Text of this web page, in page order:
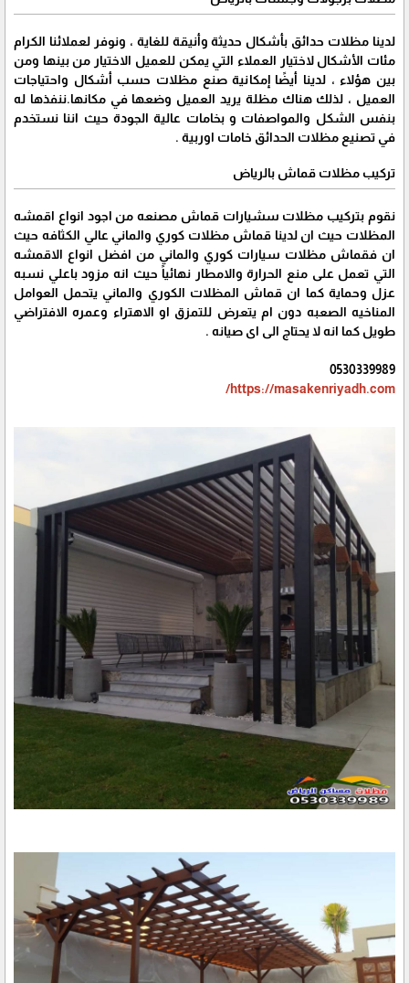
لدينا مظلات حدائق بأشكال حديثة وأنيقة للغاية ، ونوفر لعملائنا الكرام
مئات الأشكال لاختيار العملاء التي يمكن للعميل الاختيار من بينها ومن
بين هؤلاء ، لدينا أيضًا إمكانية صنع مظلات حسب أشكال واحتياجات
العميل ، لذلك هناك مظلة يريد العميل وضعها في مكانها.ننفذها له
بنفس الشكل والمواصفات و بخامات عالية الجودة حيث اننا نستخدم
في تصنيع مظلات الحدائق خامات اوربية .
تركيب مظلات قماش بالرياض
نقوم بتركيب مظلات سشيارات قماش مصنعه من اجود انواع اقمشه
المظلات حيث ان لدينا قماش مظلات كوري والماني عالي الكثافه حيث
ان فقماش مظلات سيارات كوري والماني من افضل انواع الاقمشه
التي تعمل على منع الحرارة والامطار نهائياً حيث انه مزود باعلي نسبه
عزل وحماية كما ان قماش المظلات الكوري والماني يتحمل العوامل
المناخيه الصعبه دون ام يتعرض للتمزق او الاهتراء وعمره الافتراضي
طويل كما انه لا يحتاج الى اى صيانه .
0530339989
https://masakenriyadh.com/